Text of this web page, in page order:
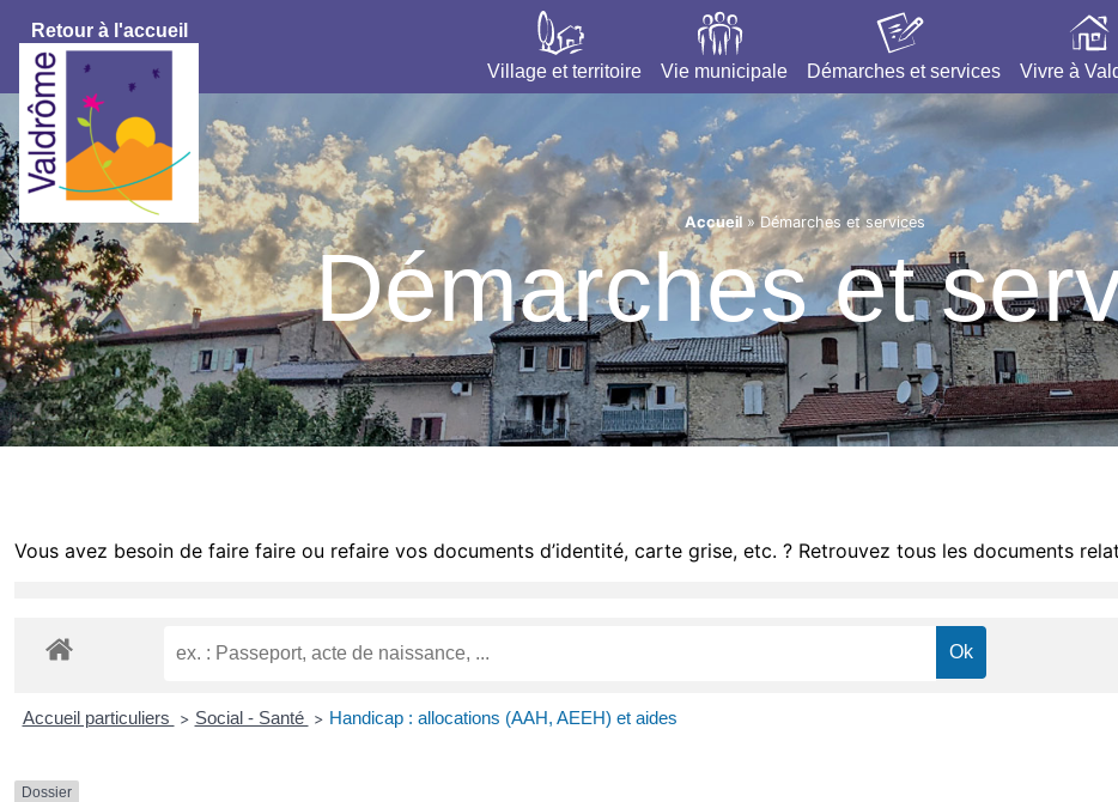
Retour à l'accueil
Village et territoire
Vie municipale Démarches et services Vivre à
Accueil»Démarches et services
Démarches et
Vous avez besoin de faire faire ou refaire vos documents d’identité, carte grise, etc. ? Retrouvez tous les documents
Accueil particuliers > Social - Santé > Handicap : allocations (AAH, AEEH) et aides
Dossier